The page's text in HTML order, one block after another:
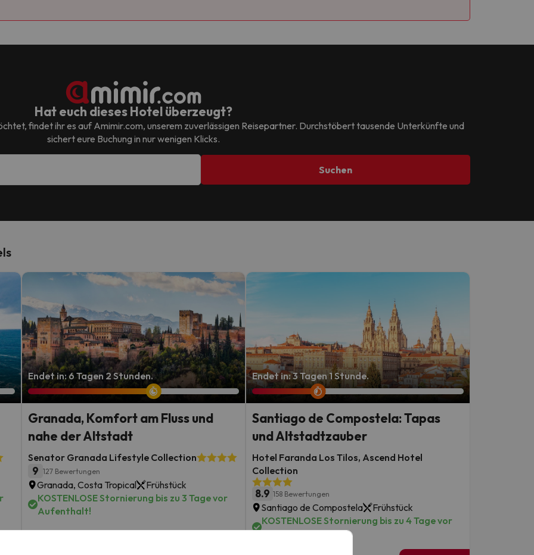
Hat euch dieses Hotel überzeugt?
findet ihr es auf Amimir.com, unserem zuverlässigen Reisepartner. Durchstöbert tausende Unterkünfte und
sichert eure Buchung in nur wenigen Klicks.
Suchen
Endet in: 6 Tagen 2 Stunden.
Granada, Komfort am Fluss und
nahe der Altstadt
Senator Granada Lifestyle Collection
9 127 Bewertungen
Granada, Costa Tropical
Frühstück
KOSTENLOSE Stornierung bis zu 3 Tage vor
Aufenthalt!
Endet in: 3 Tagen 1 Stunde.
Santiago de Compostela: Tapas
und Altstadtzauber
Hotel Faranda Los Tilos, Ascend Hotel
Collection
8.9 158 Bewertungen
Santiago de Compostela
Frühstück
KOSTENLOSE Stornierung bis zu 4 Tage vor
Aufenthalt!